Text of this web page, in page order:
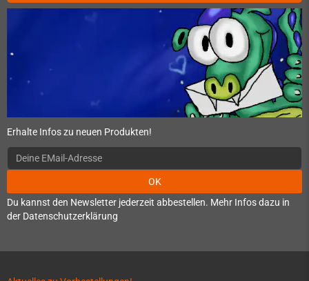
Erhalte Infos zu neuen Produkten!
OK
Du kannst den Newsletter jederzeit abbestellen. Mehr Infos dazu in
der Datenschutzerklärung